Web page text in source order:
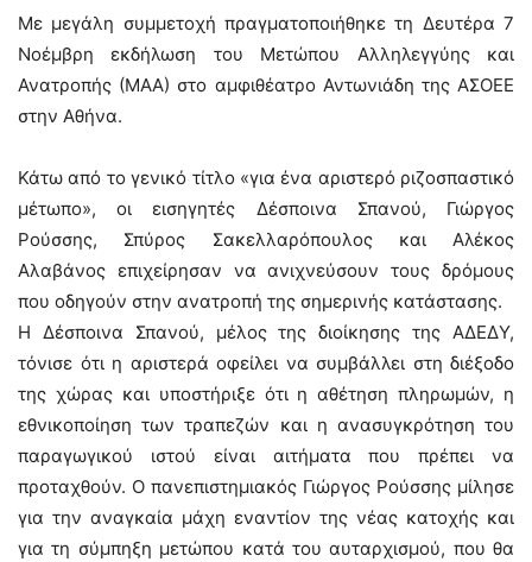
Με μεγάλη συμμετοχή πραγματοποιήθηκε τη Δευτέρα 7
Νοέμβρη εκδήλωση του Μετώπου Αλληλεγγύης και
Ανατροπής (ΜΑΑ) στο αμφιθέατρο Αντωνιάδη της ΑΣΟΕΕ
στην Αθήνα.
Κάτω από το γενικό τίτλο «για ένα αριστερό ριζοσπαστικό
μέτωπο», οι εισηγητές Δέσποινα Σπανού, Γιώργος
Ρούσσης, Σπύρος Σακελλαρόπουλος και Αλέκος
Αλαβάνος επιχείρησαν να ανιχνεύσουν τους δρόμους
που οδηγούν στην ανατροπή της σημερινής κατάστασης.
Η Δέσποινα Σπανού, μέλος της διοίκησης της ΑΔΕΔΥ,
τόνισε ότι η αριστερά οφείλει να συμβάλλει στη διέξοδο
της χώρας και υποστήριξε ότι η αθέτηση πληρωμών, η
εθνικοποίηση των τραπεζών και η ανασυγκρότηση του
παραγωγικού ιστού είναι αιτήματα που πρέπει να
προταχθούν. Ο πανεπιστημιακός Γιώργος Ρούσσης μίλησε
για την αναγκαία μάχη εναντίον της νέας κατοχής και
για τη σύμπηξη μετώπου κατά του αυταρχισμού, που θα